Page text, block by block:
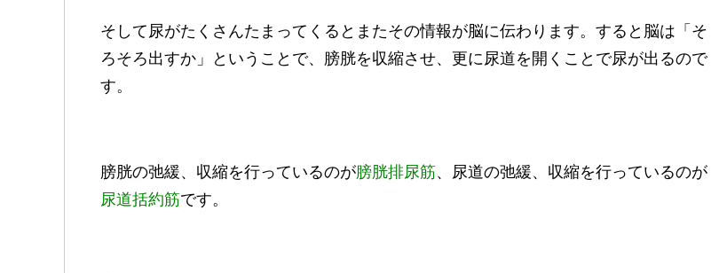
そして尿がたくさんたまってくるとまたその情報が脳に伝わります。すると脳は「そ
ろそろ出すか」ということで、膀胱を収縮させ、更に尿道を開くことで尿が出るので
す。
膀胱の弛緩、収縮を行っているのが膀胱排尿筋、尿道の弛緩、収縮を行っているのが
尿道括約筋です。